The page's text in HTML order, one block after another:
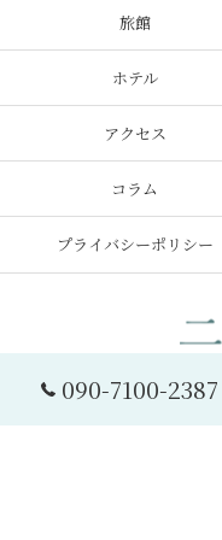
090-7100-2387
旅館
ホテル
アクセス
コラム
プライバシーポリシー
© 2026 滋賀県甲賀市の信